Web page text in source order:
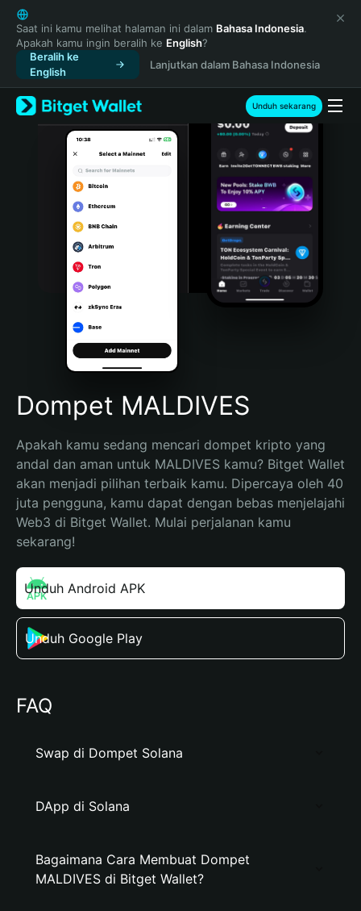
English
日本語
Tiếng Việt
Русский
Español (Latinoamérica)
Türkçe
Italiano
Português (Portugal)
Bahasa Indonesia
Português (Brasil)
Español (Argentina)
Saat ini kamu melihat halaman ini dalam Bahasa Indonesia.
Apakah kamu ingin beralih ke English?
Beralih ke
English
Lanjutkan dalam Bahasa Indonesia
Unduh sekarang
Dompet MALDIVES
Apakah kamu sedang mencari dompet kripto yang
andal dan aman untuk MALDIVES kamu? Bitget Wallet
akan menjadi pilihan terbaik kamu. Dipercaya oleh 40
juta pengguna, kamu dapat dengan bebas menjelajahi
Web3 di Bitget Wallet. Mulai perjalanan kamu
sekarang!
Unduh Android APK
Unduh Google Play
FAQ
Swap di Dompet Solana
DApp di Solana
Bagaimana Cara Membuat Dompet
MALDIVES di Bitget Wallet?